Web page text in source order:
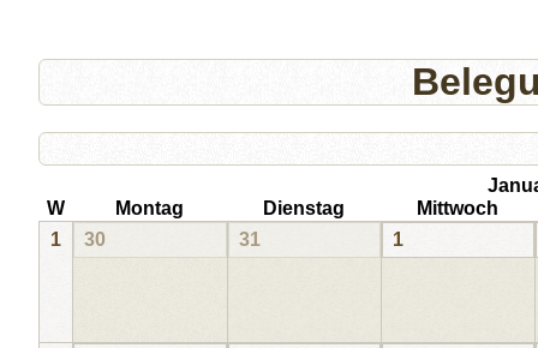
W
Montag Dienstag
Mittwoch
1
30 31 1